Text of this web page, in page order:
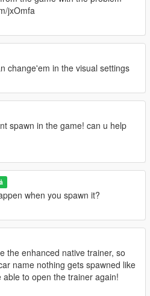
jxOmfa
change'em in the visual settings
spawn in the game! can u help
when you spawn it?
the enhanced native trainer, so
name nothing gets spawned like
to open the trainer again!